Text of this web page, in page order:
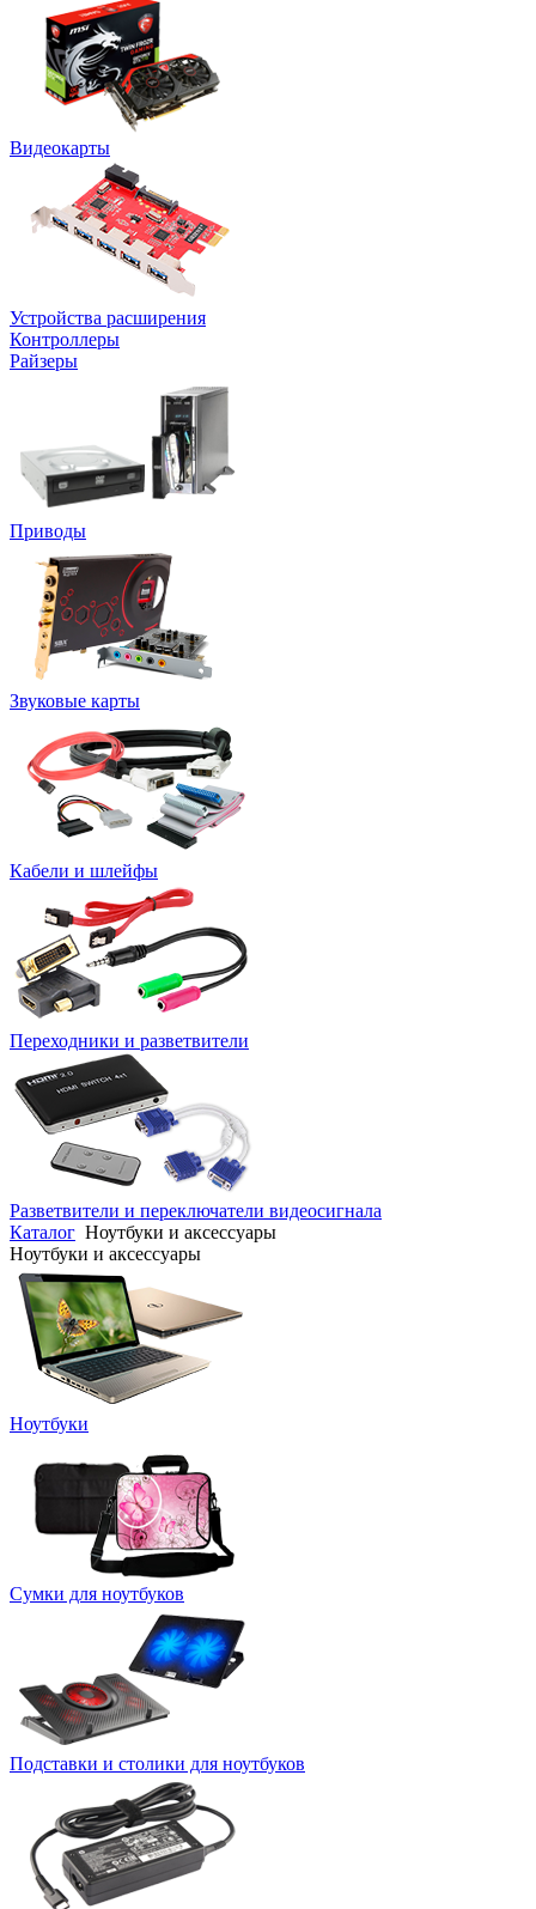
Видеокарты
Устройства расширения
Контроллеры
Райзеры
Приводы
Звуковые карты
Кабели и шлейфы
Переходники и разветвители
Разветвители и переключатели видеосигнала
Каталог Ноутбуки и аксессуары
Ноутбуки и аксессуары
Ноутбуки
Сумки для ноутбуков
Подставки и столики для ноутбуков